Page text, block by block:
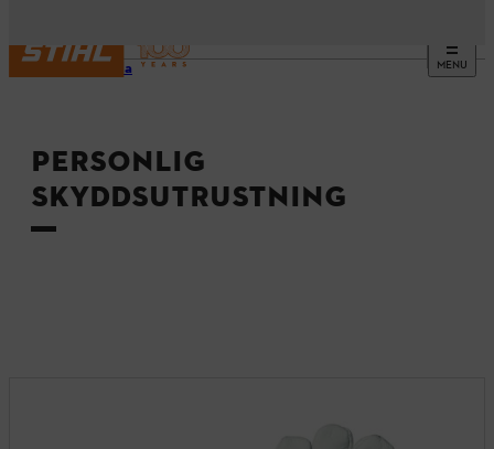
MENU
Startsida
PERSONLIG
SKYDDSUTRUSTNING